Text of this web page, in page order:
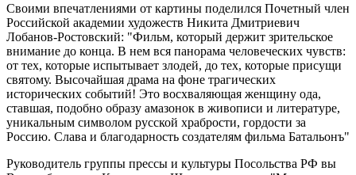
Своими впечатлениями от картины поделился Почетный член
Российской академии художеств Никита Дмитриевич
Лобанов-Ростовский: "Фильм, который держит зрительское
внимание до конца. В нем вся панорама человеческих чувств:
от тех, которые испытывает злодей, до тех, которые присущи
святому. Высочайшая драма на фоне трагических
исторических событий! Это восхваляющая женщину ода,
ставшая, подобно образу амазонок в живописи и литературе,
уникальным символом русской храбрости, гордости за
Россию. Слава и благодарность создателям фильма Батальонъ"
Руководитель группы прессы и культуры Посольства РФ вы